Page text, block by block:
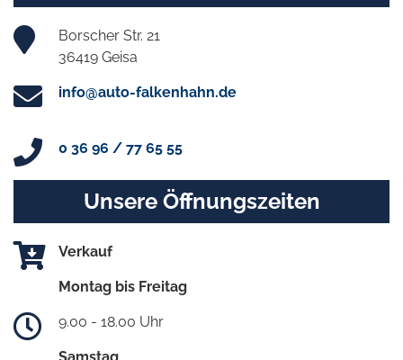
Borscher Str. 21
36419 Geisa
info@auto-falkenhahn.de
0 36 96 / 77 65 55
Unsere Öffnungszeiten
Verkauf
Montag bis Freitag
9.00 - 18.00 Uhr